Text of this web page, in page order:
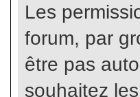
Les
forum, par
être pas
souhaitez